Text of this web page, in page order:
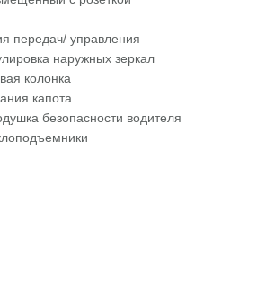
передач/ управления
наружных зеркал
колонка
капота
безопасности водителя